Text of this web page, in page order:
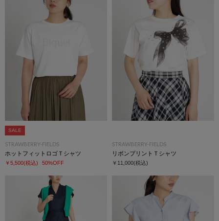
SALE
STRAWBERRY-FIELDS
ホットフィットロゴＴシャツ
￥5,500(税込) 50%OFF
STRAWBERRY-FIELDS
リボンプリントＴシャツ
￥11,000(税込)